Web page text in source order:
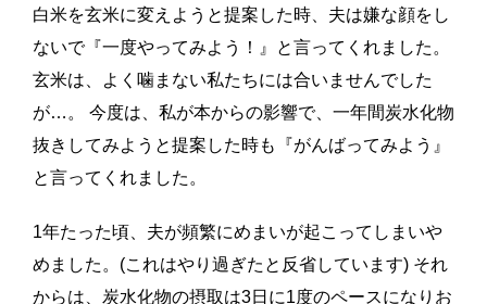
白米を玄米に変えようと提案した時、夫は嫌な顔をし
ないで『一度やってみよう！』と言ってくれました。
玄米は、よく噛まない私たちには合いませんでした
が…。 今度は、私が本からの影響で、一年間炭水化物
抜きしてみようと提案した時も『がんばってみよう』
と言ってくれました 。
1年たった頃、夫が頻繁にめまいが起こってしまいや
めました。(これはやり過ぎたと反省しています) それ
からは、炭水化物の摂取は3日に1度のペースになりお